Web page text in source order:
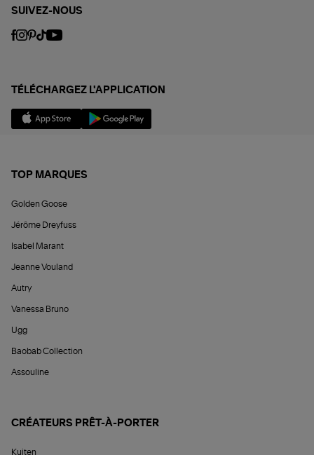
SUIVEZ-NOUS
TÉLÉCHARGEZ L'APPLICATION
TOP MARQUES
Golden Goose
Jérôme Dreyfuss
Isabel Marant
Jeanne Vouland
Autry
Vanessa Bruno
Ugg
Baobab Collection
Assouline
CRÉATEURS PRÊT-À-PORTER
Kujten